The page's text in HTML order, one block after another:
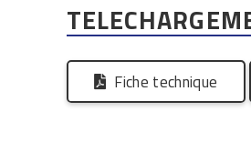
Fiche technique